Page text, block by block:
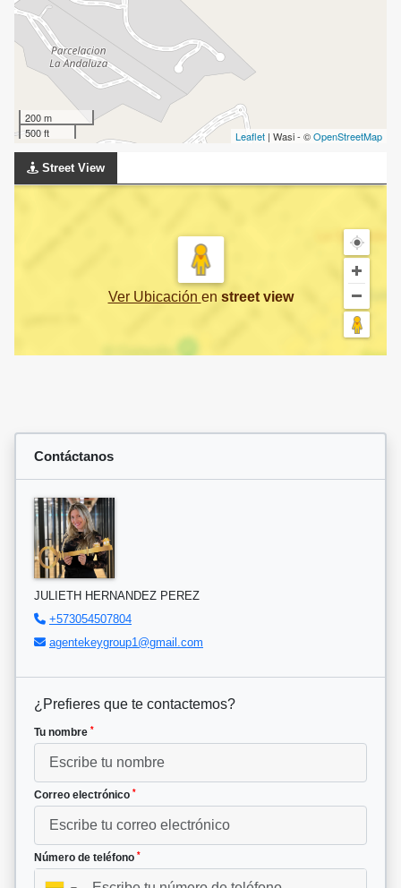
200 m
500 ft
Leaflet | Wasi - ©OpenStreetMap
Street View
Ver Ubicación en street view
Contáctanos
JULIETH HERNANDEZ PEREZ
+573054507804
agentekeygroup1@gmail.com
¿Prefieres que te contactemos?
Tu nombre *
Correo electrónico *
Número de teléfono *